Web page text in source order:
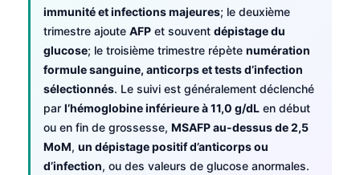
immunité et infections majeures; le deuxième
trimestre ajoute AFP et souvent dépistage du
glucose; le troisième trimestre répète numération
formule sanguine, anticorps et tests d’infection
sélectionnés. Le suivi est généralement déclenché
par l’hémoglobine inférieure à 11,0 g/dL en début
ou en fin de grossesse, MSAFP au-dessus de 2,5
MoM, un dépistage positif d’anticorps ou
d’infection, ou des valeurs de glucose anormales.